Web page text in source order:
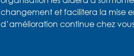
changement et facilitera la mise
d’amélioration continue chez